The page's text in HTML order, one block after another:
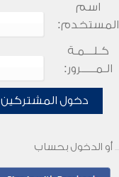
اسم
المستخدم:
كـلـــمـة
الـمـــــرور:
دخول المشتركين
أو الدخول بحساب